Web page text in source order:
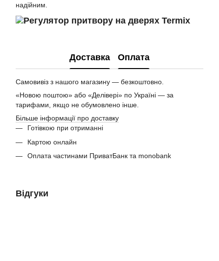
надійним.
Доставка Оплата
Самовивіз з нашого магазину — безкоштовно.
«Новою поштою» або «Делівері» по Україні — за
тарифами, якщо не обумовлено інше.
Більше інформації про доставку
Готівкою при отриманні
Картою онлайн
Оплата частинами ПриватБанк та monobank
Відгуки